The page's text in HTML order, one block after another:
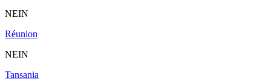
NEIN
Réunion
NEIN
Tansania